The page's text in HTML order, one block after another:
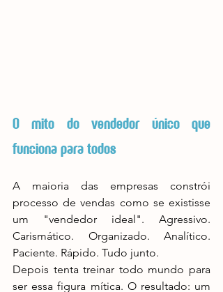
O mito do vendedor único que
funciona para todos
A maioria das empresas constrói
processo de vendas como se existisse
um "vendedor ideal". Agressivo.
Carismático. Organizado. Analítico.
Paciente. Rápido. Tudo junto.
Depois tenta treinar todo mundo para
ser essa figura mítica. O resultado: um